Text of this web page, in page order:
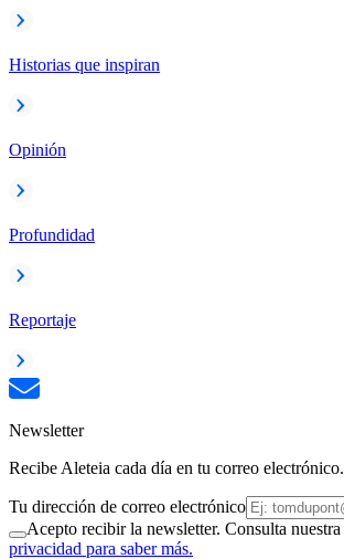
Historias que inspiran
Opinión
Profundidad
Reportaje
Newsletter
Recibe Aleteia cada día en tu correo electrónico.
Tu dirección de correo electrónico
Acepto recibir la newsletter. Consulta nuestra
privacidad para saber más.